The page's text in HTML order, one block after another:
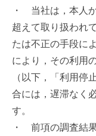
・ 当社は，本人
超えて取り扱われ
たは不正の手段に
により，その利用
（以下，「利用停
合には，遅滞なく
す。
・ 前項の調査結